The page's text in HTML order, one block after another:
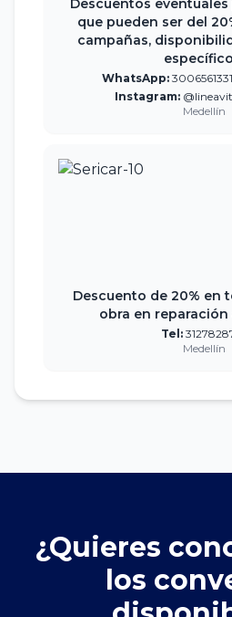
Descuentos
que pueden ser del
campañas,
WhatsApp:
Instagram:
Medellín
Descuento de 20% en
obra en
Tel:
Medellín
¿Quieres
los